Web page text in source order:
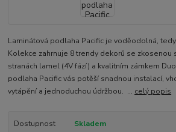
Laminátová podlaha Pacific je voděodolná,
Kolekce zahrnuje 8 trendy dekorů se zkosenou
stranách lamel (4V fází) a kvalitním zámkem
podlaha Pacific vás potěší snadnou instalací,
vytápění a jednoduchou údržbou. ... celý popis
Dostupnost Skladem